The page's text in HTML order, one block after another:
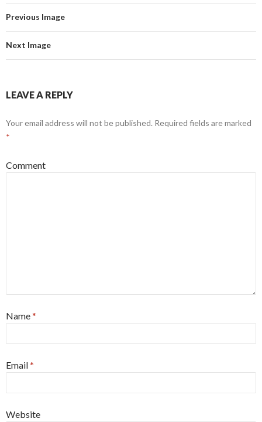
Previous Image
Next Image
LEAVE A REPLY
Your email address will not be published. Required fields are marked
*
Comment
Name*
Email*
Website